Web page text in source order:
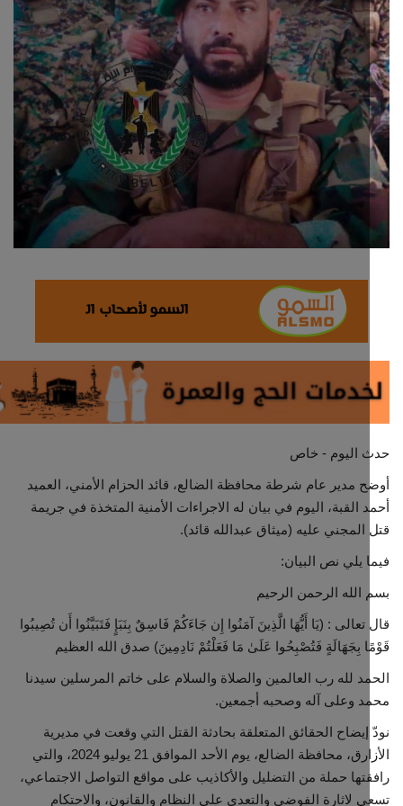
ثقافة وفن
اقتصاد
التقارير والحوارات
مؤسسة حدث اليوم
العالمية
تكنولوجيا وسيارات
مجتمع مدني
معرض الصور
اليوم - خاص
مدير عام شرطة محافظة الضالع، قائد الحزام الأمني، العميد
القبة، اليوم في بيان له الاجراءات الأمنية المتخذة في جريمة
عليه (ميثاق عبدالله قائد).
يلي نص البيان:
الله الرحمن الرحيم
: (يَا أَيُّهَا الَّذِينَ آمَنُوا إِن جَاءَكُمْ فَاسِقٌ بِنَبَإٍ فَتَبَيَّنُوا أَن تُصِيبُوا
بِجَهَالَةٍ فَتُصْبِحُوا عَلَىٰ مَا فَعَلْتُمْ نَادِمِينَ) صدق الله العظيم
لله رب العالمين والصلاة والسلام على خاتم المرسلين سيدنا
وعلى آله وصحبه أجمعين.
الحقائق المتعلقة بحادثة القتل التي وقعت في مديرية
الأزارق، محافظة الضالع، يوم الأحد الموافق 21 يوليو 2024، والتي
حملة من التضليل والأكاذيب على مواقع التواصل الاجتماعي،
لاثارة الفوضى والتعدي على النظام والقانون، والاحتكام